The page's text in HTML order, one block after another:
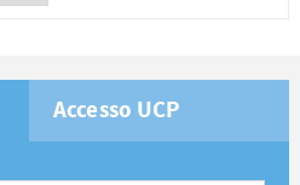
Accesso UCP